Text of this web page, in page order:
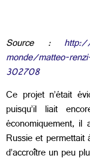
Source :
monde/matteo-
302708
Ce projet n’était
puisqu’il liait
économiquement, il
Russie et
d’accroître un peu